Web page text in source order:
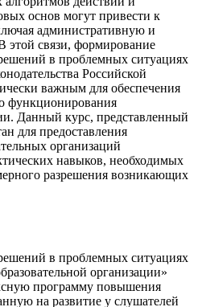
основ могут привести к
административную и
этой связи, формирование
в проблемных ситуациях
Российской
важным для обеспечения
функционирования
Данный курс, представленный
для предоставления
организаций
навыков, необходимых
разрешения возникающих
в проблемных ситуациях
организации»
программу повышения
на развитие у слушателей